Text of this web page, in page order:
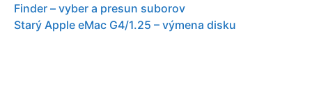
Finder – vyber a presun suborov
Starý Apple eMac G4/1.25 – výmena disku